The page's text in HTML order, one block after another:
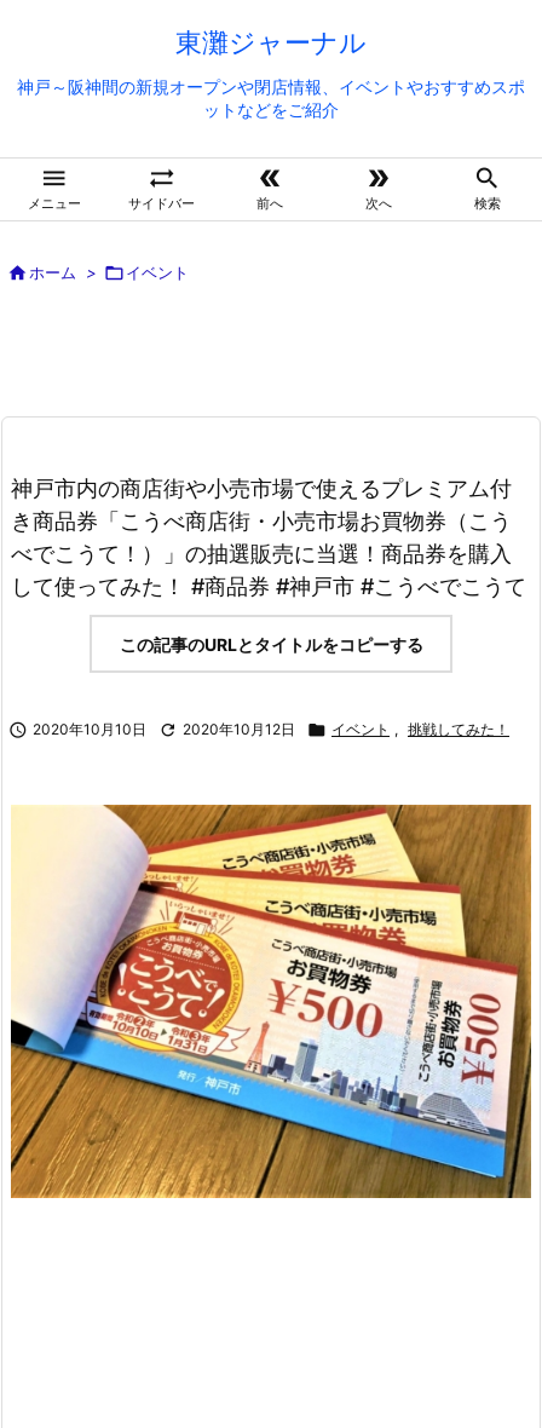
東灘ジャーナル
神戸～阪神間の新規オープンや閉店情報、イベントやおすすめスポ
ットなどをご紹介

メニュー

サイドバー

前へ

次へ

検索
ホーム > イベント
神戸市内の商店街や小売市場で使えるプレミアム付
き商品券「こうべ商店街・小売市場お買物券（こう
べでこうて！）」の抽選販売に当選！商品券を購入
して使ってみた！ #商品券 #神戸市 #こうべでこうて
この記事のURLとタイトルをコピーする
 2020年10月10日  2020年10月12日  イベント , 挑戦してみた！